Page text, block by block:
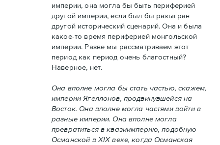
империи, она могла бы быть периферией
другой империи, если был бы разыгран
другой исторический сценарий. Она и была
какое-то время периферией монгольской
империи. Разве мы рассматриваем этот
период как период очень благостный?
Наверное, нет.
Она вполне могла бы стать частью, скажем,
империи Ягеллонов, продвинувшейся на
Восток. Она вполне могла частями войти в
разные империи. Она вполне могла
превратиться в квазиимперию, подобную
Османской в XIX веке, когда Османская